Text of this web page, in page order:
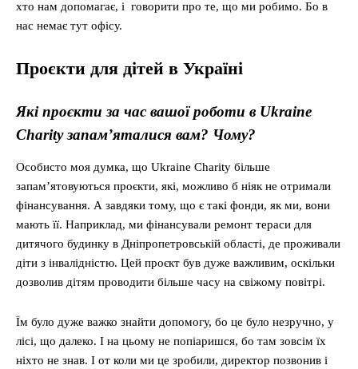
хто нам допомагає, і говорити про те, що ми робимо. Бо в
нас немає тут офісу.
Проєкти для дітей в Україні
Які проєкти за час вашої роботи в Ukraine
Charity запам’яталися вам? Чому?
Особисто моя думка, що Ukraine Charity більше
запам’ятовуються проєкти, які, можливо б ніяк не отримали
фінансування. А завдяки тому, що є такі фонди, як ми, вони
мають її. Наприклад, ми фінансували ремонт тераси для
дитячого будинку в Дніпропетровській області, де проживали
діти з інвалідністю. Цей проєкт був дуже важливим, оскільки
дозволив дітям проводити більше часу на свіжому повітрі.
Їм було дуже важко знайти допомогу, бо це було незручно, у
лісі, що далеко. І на цьому не попіаришся, бо там зовсім їх
ніхто не знав. І от коли ми це зробили, директор позвонив і